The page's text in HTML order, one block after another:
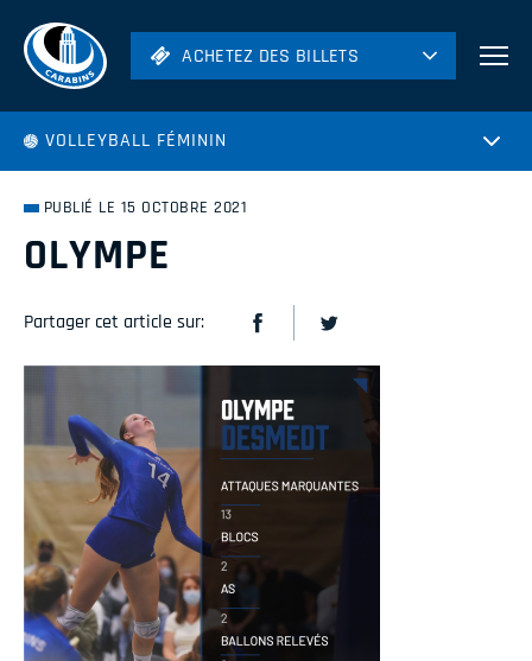
ACHETEZ DES BILLETS
Hockey
ACHETEZ DES BILLETS
VOLLEYBALL FÉMININ
PUBLIÉ LE 15 OCTOBRE 2021
OLYMPE
Partager cet article sur: